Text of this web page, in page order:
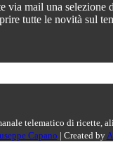
via mail una selezione
tutte le novità sul
telematico di ricette,
Capano | Created by